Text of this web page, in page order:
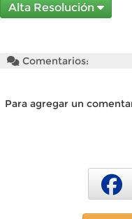
Alta Resolución
Comentarios:
Para agregar un